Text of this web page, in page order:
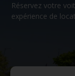
Réservez votre
expérience de